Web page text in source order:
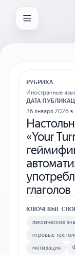
РУБРИКА
Иностранные
ДАТА
26 января 2026 в
«Your
глаголов
КЛЮЧЕВЫЕ
лексическое
игровые
мотивация